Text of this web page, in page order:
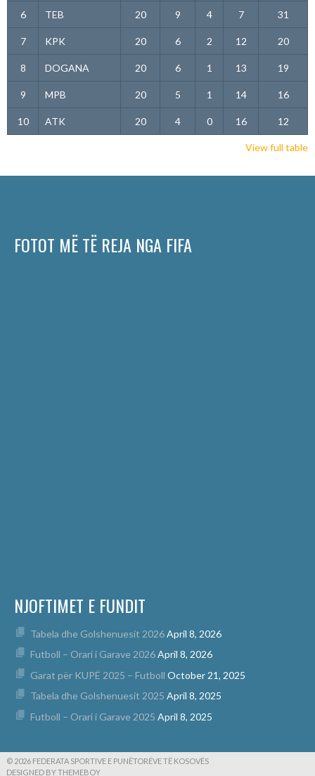
6 TEB 20 9 4 7 31
7 KPK 20 6 2 12 20
8 DOGANA 20 6 1 13 19
9 MPB 20 5 1 14 16
10 ATK 20 4 0 16 12
View full table
FOTOT MË TË REJA NGA FIFA
NJOFTIMET E FUNDIT
Tabela dhe Golshenuesit 2026April 8, 2026
Futboll – Orari i Garave 2026April 8, 2026
Garat për KUPË 2025 – Futboll October 21, 2025
Tabela dhe Golshenuesit 2025 April 8, 2025
Futboll – Orari i Garave 2025 April 8, 2025
© 2026 FEDERATA SPORTIVE E PUNËTORËVE TË KOSOVËS
DESIGNED BY THEMEBOY